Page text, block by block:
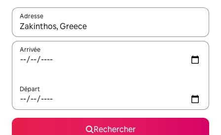
Adresse
Lorsque les résultats s'affichent, utilisez les flèches vers le
Arrivée
Départ
Rechercher